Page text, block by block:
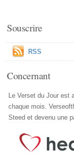
Souscrire
RSS
Concernant
Le Verset du Jour est
chaque mois.
Steed et devenu une